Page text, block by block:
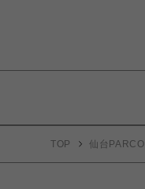
TOP 仙台PARCO